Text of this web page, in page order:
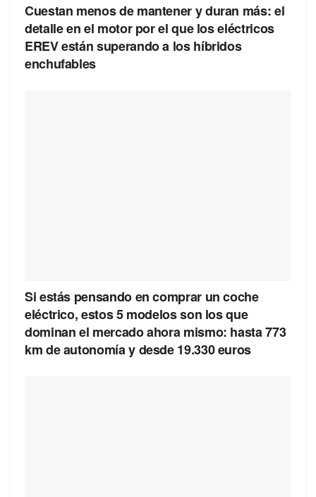
Cuestan menos de mantener y duran más: el
detalle en el motor por el que los eléctricos
EREV están superando a los híbridos
enchufables
Si estás pensando en comprar un coche
eléctrico, estos 5 modelos son los que
dominan el mercado ahora mismo: hasta 773
km de autonomía y desde 19.330 euros